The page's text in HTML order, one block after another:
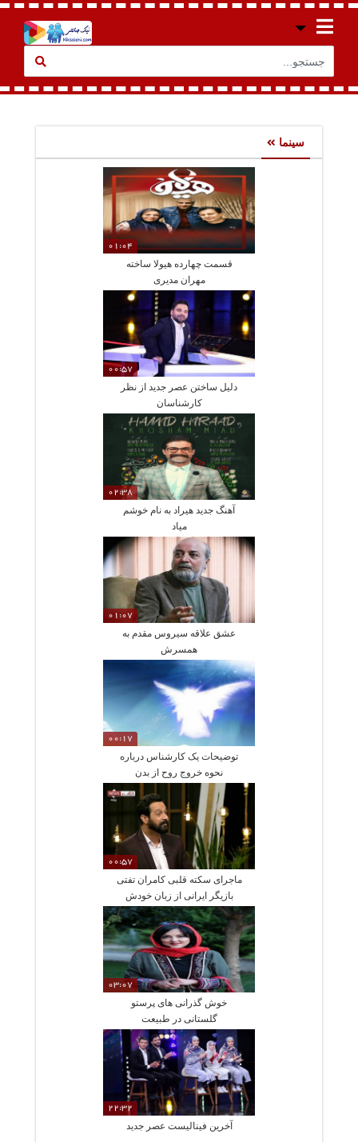
سینما
01:04
قسمت چهارده هیولا ساخته
مهران مدیری
00:57
دلیل ساختن عصر جدید از نظر
کارشناسان
02:38
آهنگ جدید هیراد به نام خوشم
میاد
01:07
عشق علاقه سیروس مقدم به
همسرش
00:17
توضیحات یک کارشناس درباره
نحوه خروج روح از بدن
00:57
ماجرای سکته قلبی کامران تفتی
بازیگر ایرانی از زبان خودش
03:07
خوش گذرانی های پرستو
گلستانی در طبیعت
22:32
آخرین فینالیست عصر جدید